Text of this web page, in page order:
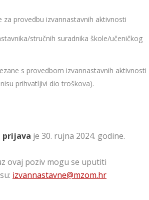
provedbu izvannastavnih aktivnosti
stručnih suradnika škole/učeničkog
s provedbom izvannastavnih aktivnosti
prihvatljivi dio troškova).
prijava je 30. rujna 2024. godine.
ovaj poziv mogu se uputiti
izvannastavne@mzom.hr